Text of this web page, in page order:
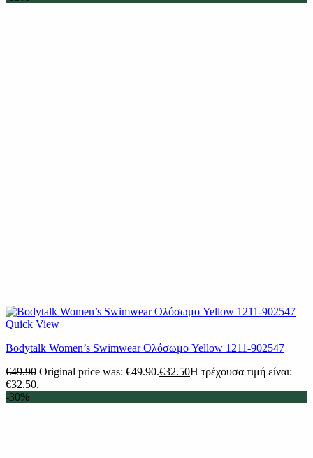
Quick View
Βodytalk Women’s Swimwear Ολόσωμο Yellow 1211-902547
€49.90 Original price was: €49.90.€32.50Η τρέχουσα τιμή είναι:
€32.50.
-30%